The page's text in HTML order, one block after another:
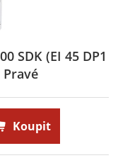
SDK (EI 45 DP1
Pravé
Koupit